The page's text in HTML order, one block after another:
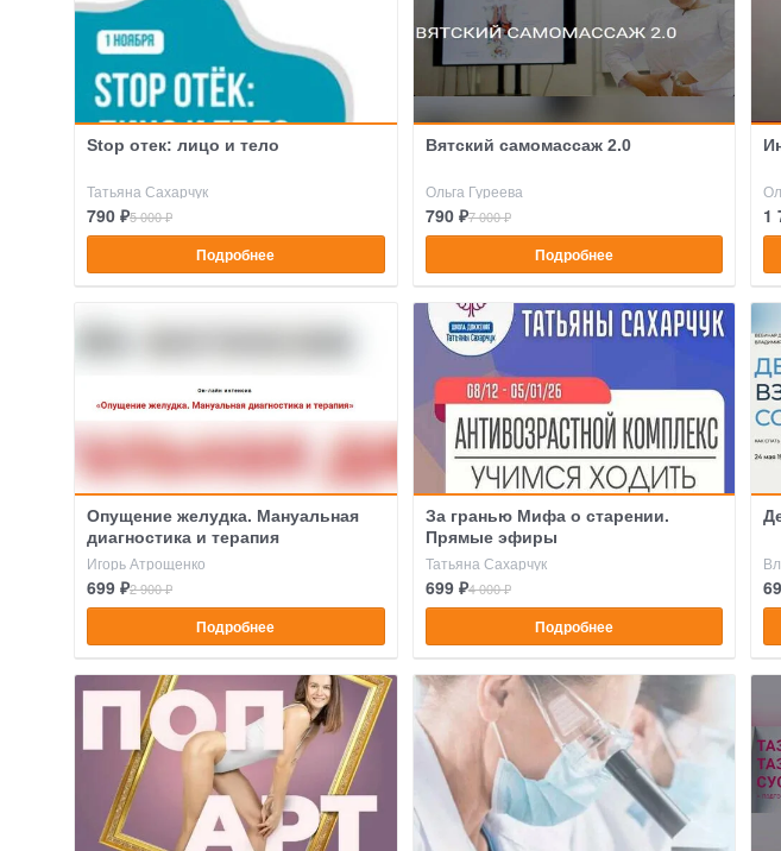
Stop отек: лицо и тело
Татьяна Сахарчук
790 ₽5 000 ₽
Подробнее
Вятский самомассаж 2.0
Ольга Гуреева
790 ₽7 000 ₽
Подробнее
1
Опущение желудка. Мануальная
диагностика и терапия
Игорь Атрощенко
699 ₽2 900 ₽
Подробнее
За гранью Мифа о старении.
Прямые эфиры
Татьяна Сахарчук
699 ₽4 000 ₽
Подробнее